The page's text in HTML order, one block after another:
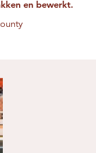
en bewerkt.